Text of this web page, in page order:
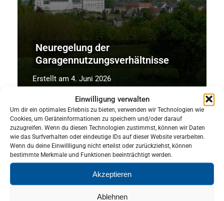
Einwilligung verwalten
Um dir ein optimales Erlebnis zu bieten, verwenden wir Technologien wie
Cookies, um Geräteinformationen zu speichern und/oder darauf
zuzugreifen. Wenn du diesen Technologien zustimmst, können wir Daten
wie das Surfverhalten oder eindeutige IDs auf dieser Website verarbeiten.
Wenn du deine Einwillligung nicht erteilst oder zurückziehst, können
bestimmte Merkmale und Funktionen beeinträchtigt werden.
Akzeptieren
Ablehnen
Neuregelung der
Garagennutzungsverhältnisse
Erstellt am 4. Juni 2026
Raumordnungsplan Wind (ROPW)
Öffentliche Auslegung und
Beteiligung zum Entwurf des
Raumordnungsplans Wind
(ROPW) gemäß § 9 Abs. 2